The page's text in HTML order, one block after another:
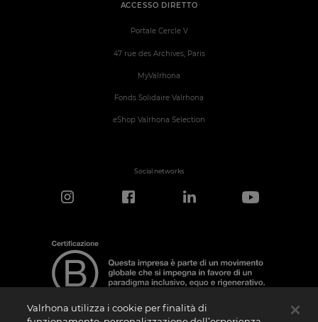
ACCESSO DIRETTO
Portale Cercle V
47 rue des Archives, Paris
MyValrhona
Fonds Solidaire Valrhona
eShop Valrhona Selection
Social networks
Valrhona utilizza i cookie per finalità di